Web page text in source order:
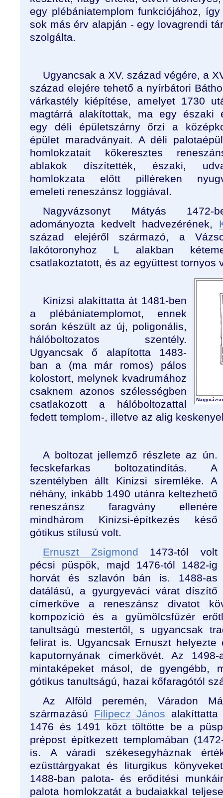
egy plébániatemplom funkciójához,
sok más érv alapján - egy lovagrendi
szolgálta.
Ugyancsak a XV. század végére, a
század elejére tehető a nyírbátori
várkastély kiépítése, amelyet 1730
magtárrá alakítottak, ma egy északi
egy déli épületszárny őrzi a
épület maradványait. A déli
homlokzatait kőkeresztes
ablakok díszítették, északi,
homlokzata előtt pilléreken
emeleti reneszánsz loggiával.
Nagyvázsonyt Mátyás 1472-
adományozta kedvelt hadvezérének,
század elejéről származó, a
lakótoronyhoz L alakban
csatlakoztatott, és az együttest tornyos
Kinizsi alakíttatta át 1481-ben
a plébániatemplomot, ennek
során készült az új, poligonális,
hálóboltozatos szentély.
Ugyancsak ő alapította 1483-
ban a (ma már romos) pálos
kolostort, melynek kvadrumához
csaknem azonos szélességben
csatlakozott a hálóboltozattal
fedett templom-, illetve az alig
A boltozat jellemző részlete az ún.
fecskefarkas boltozatindítás. A
szentélyben állt Kinizsi síremléke. A
néhány, inkább 1490 utánra keltezhető
reneszánsz faragvány ellenére
mindhárom Kinizsi-építkezés késő
gótikus stílusú volt.
Ernuszt Zsigmond 1473-tól volt
pécsi püspök, majd 1476-tól 1482-ig
horvát és szlavón bán is. 1488-as
datálású, a gyurgyeváci várat díszítő
címerköve a reneszánsz divatot
kompozíció és a gyümölcsfüzér
tanultságú mestertől, s ugyancsak
felirat is. Ugyancsak Ernuszt
kaputornyának címerkövét. Az
mintaképeket másol, de gyengébb,
gótikus tanultságú, hazai kőfaragótól
Az Alföld peremén, Váradon
származású Filipecz János
1476 és 1491 közt töltötte be a
prépost építkezett templomában
is. A váradi székesegyháznak
ezüsttárgyakat és liturgikus
1488-ban palota- és erődítési
palota homlokzatát a budaiakkal